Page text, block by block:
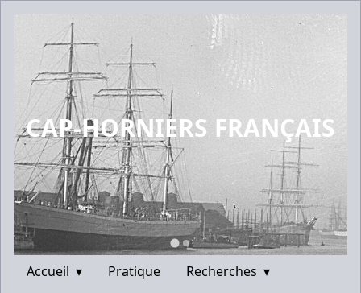
CAP-HORNIERS FRANÇAIS
Accueil ▾ Pratique Recherches ▾